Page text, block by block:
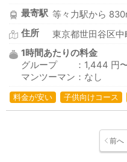
最寄駅 等々力駅から
住所
東京都世田谷区
1時間あたりの料金
グループ ：1,444 円
マンツーマン：なし
料金が安い 子供向けコース
前へ